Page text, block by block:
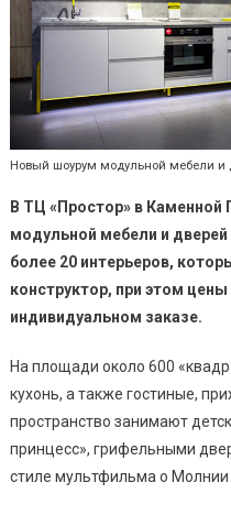
Новый шоурум модульной мебели и
В ТЦ «Простор» в Каменной
модульной мебели и
более 20 интерьеров,
конструктор, при этом
индивидуальном заказе.
На площади около 600
кухонь, а также гостиные,
пространство занимают
принцесс», грифельными
стиле мультфильма о Молнии